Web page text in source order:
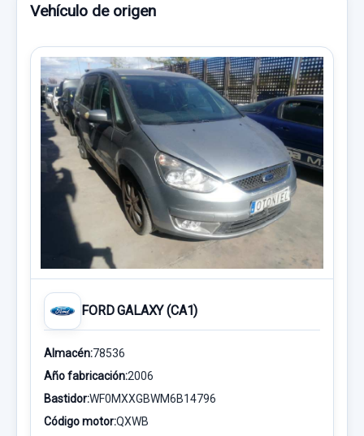
Vehículo de origen
FORD GALAXY (CA1)
Almacén:78536
Año fabricación:2006
Bastidor:WF0MXXGBWM6B14796
Código motor:QXWB